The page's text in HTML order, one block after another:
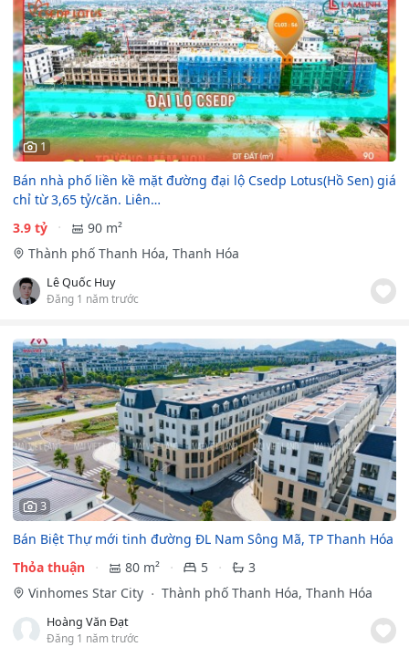
1
Bán nhà phố liền kề mặt đường đại lộ Csedp Lotus(Hồ Sen) giá
chỉ từ 3,65 tỷ/căn. Liên…
3.9 tỷ
90 m²
Thành phố Thanh Hóa, Thanh Hóa
Lê Quốc Huy
Đăng 1 năm trước
3
Bán Biệt Thự mới tinh đường ĐL Nam Sông Mã, TP Thanh Hóa
Thỏa thuận
80 m² 5
3
Vinhomes Star City
Thành phố Thanh Hóa, Thanh Hóa
Hoàng Văn Đạt
Đăng 1 năm trước